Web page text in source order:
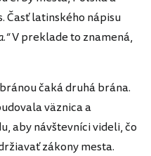
Časť latinského nápisu
V preklade to znamená,
čaká druhá brána.
väznica a
aby návštevníci videli, čo
zákony mesta.